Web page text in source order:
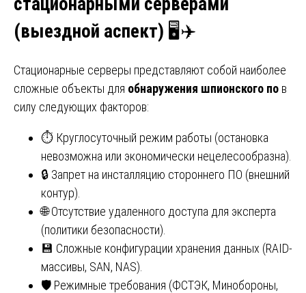
(выездной аспект) 🖥️✈️
Стационарные серверы представляют собой наиболее
сложные объекты для обнаружения шпионского по в
силу следующих факторов:
⏱️ Круглосуточный режим работы (остановка
невозможна или экономически нецелесообразна).
🔒 Запрет на инсталляцию стороннего ПО (внешний
контур).
🌐 Отсутствие удаленного доступа для эксперта
(политики безопасности).
💾 Сложные конфигурации хранения данных (RAID-
массивы, SAN, NAS).
🛡️ Режимные требования (ФСТЭК, Минобороны,